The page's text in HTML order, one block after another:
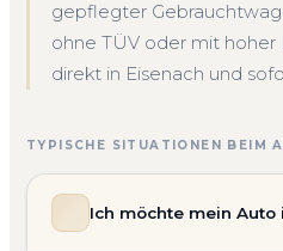
gepflegter
ohne TÜV oder mit
direkt in Eisenach und
TYPISCHE SITUATIONEN BEIM
Ich möchte mein